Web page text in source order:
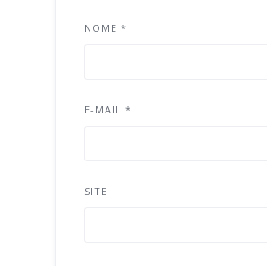
NOME *
E-MAIL *
SITE